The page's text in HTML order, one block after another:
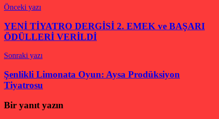
Yazı
gezinmesi
Önceki yazı
YENİ TİYATRO DERGİSİ 2. EMEK ve BAŞARI
ÖDÜLLERİ VERİLDİ
Sonraki yazı
Şenlikli Limonata Oyun: Aysa Prodüksiyon
Tiyatrosu
Bir yanıt yazın